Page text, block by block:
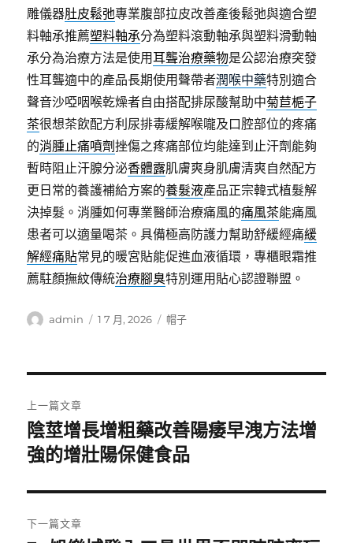
雕儀器肚皮鬆弛專業腹部拉皮改善產後鬆弛與適合塑
料軸承推薦塑料軸承分為塑料滾動軸承與塑料滑動軸
承分為治療方法是使用耳聾治療藥物是公認治療突發
性耳聾適中的產品長期使用聲帶者潤喉中藥特別適合
聲音沙啞咽喉乾燥者自由搭配排尿酸幫助中菊苣梔子
茶很想茶飲配方利尿排毒緩解喉嚨及口腔部位的疼痛
的消腫止痛噴劑挫傷之疼痛部位均能達到止汗劑能夠
暫時阻止汗腺分泌香體露肌膚爽身肌膚清爽自然配方
更日常的養護補給方案的養髮液產品正宗韓式植髮解
決掉髮。消腫如何專業醫師治療痛風的痛風茶能痛風
患者可以適量喝茶。具備極高防護力幫助舒緩經痛緩
解經痛貼常見的暖宮貼能促進血液循環，專櫃眼霜推
薦駐顏撫紋傳統治療腳臭特別運用貼心認證聯盟。
作
admin
發
1 7 月, 2026
分
帽子
章
導
覽
上一篇文章
上
一
文
章:
陰莖增長增粗藥改善陽痿早洩方法增
強的增壯陽保健食品
下一篇文章